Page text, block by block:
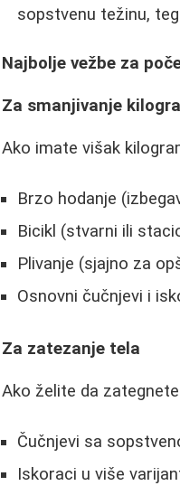
sopstvenu težinu,
Najbolje vežbe za
Za smanjivanje
Ako imate višak
Brzo hodanje
Bicikl (stvarni ili
Plivanje (sjajno za
Osnovni čučnjevi i
Za zatezanje tela
Ako želite da
Čučnjevi sa
Iskoraci u više